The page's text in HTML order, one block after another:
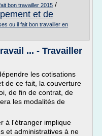
bon travailler 2015 /
et de
ou il fait bon travailler en
... - Travailler
les cotisations
de ce fait, la couverture
de fin de contrat, de
les modalités de
à l'étranger implique
et administratives à ne